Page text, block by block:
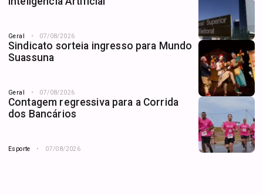
Geral 07/08/2026
Sindicato sorteia ingresso para Mundo
Suassuna
Geral 07/08/2026
Contagem regressiva para a Corrida
dos Bancários
Esporte 07/08/2026